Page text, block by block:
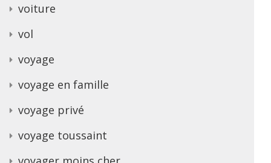
voiture
vol
voyage
voyage en famille
voyage privé
voyage toussaint